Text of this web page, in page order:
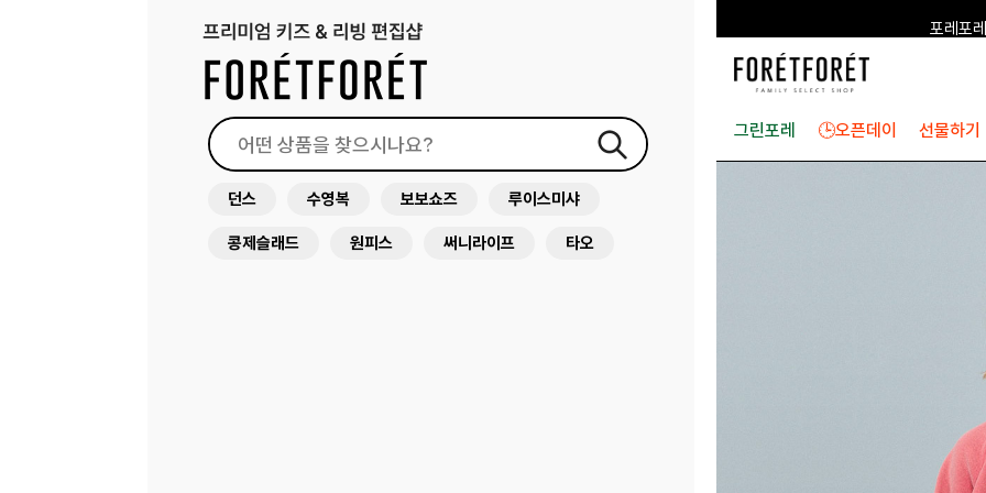
포레포
그린포레 🕒오픈데이 선물하기
던스 수영복 보보쇼즈 루이스미샤
콩제슬래드 원피스 써니라이프 타오